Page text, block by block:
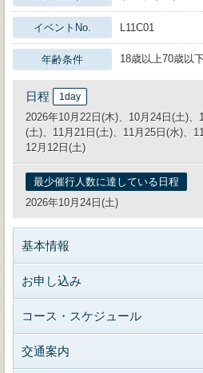
イベントNo. L11C01
年齢条件 18歳以上70歳以
日程 1day
2026年10月22日(木)、10月24日(土)、
(土)、11月21日(土)、11月25日(水)、
12月12日(土)
最少催行人数に達している日程
2026年10月24日(土)
基本情報
お申し込み
コース・スケジュール
交通案内